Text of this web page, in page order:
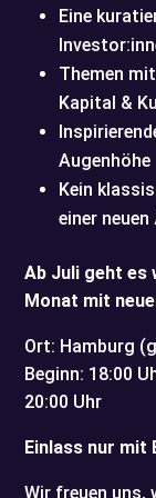
Eine
Themen
Kapital &
Augenhöhe
Kein
einer
Ab Juli geht es
Monat mit
Ort: Hamburg
Beginn: 18:00
20:00 Uhr
Einlass nur mit
Wir freuen uns,